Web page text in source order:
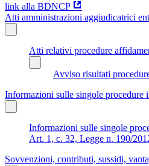
link alla BDNCP
Atti amministrazioni aggiudicatrici
Atti relativi procedure
Avviso risultati
Informazioni sulle singole procedure
Informazioni sulle singole
Art. 1, c. 32, Legge n. 190/
Sovvenzioni, contributi, sussidi,